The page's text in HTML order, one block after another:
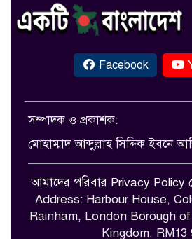
Facebook
সম্পাদক ও প্রকাশক:
মোহাম্মাদ আব্দুল্লাহ সিদ্দিক ইবনে
আমাদের পরিবার Privacy Policy
Address: Harbour House,
Rainham, London Borough
Kingdom. RM13